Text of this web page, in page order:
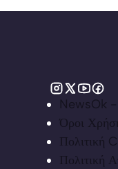
NewsOk -
Όροι
Πολιτική
Πολιτική